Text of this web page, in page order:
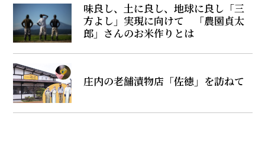
味良し、土に良し、地球に良し――「三
方よし」実現に向けて 「農園貞太
郎」さんのお米作りとは
庄内の老舗漬物店「佐徳」を訪ねて